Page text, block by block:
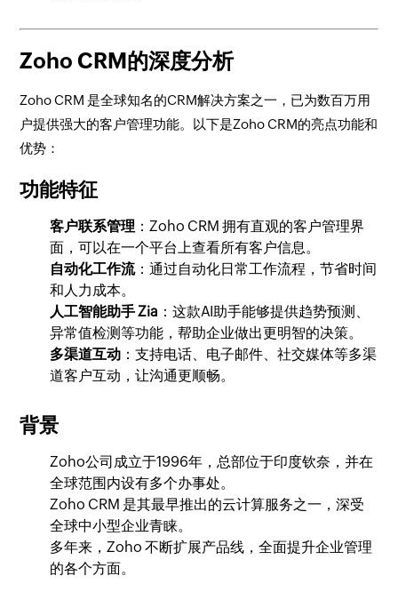
Zoho CRM的深度分析
Zoho CRM 是全球知名的CRM解决方案之一，已为数百万用
户提供强大的客户管理功能。以下是Zoho CRM的亮点功能和
优势：
功能特征
客户联系管理 ：Zoho CRM 拥有直观的客户管理界
面，可以在一个平台上查看所有客户信息。
自动化工作流：通过自动化日常工作流程，节省时间
和人力成本。
人工智能助手 Zia ：这款AI助手能够提供趋势预测、
异常值检测等功能，帮助企业做出更明智的决策。
多渠道互动 ：支持电话、电子邮件、社交媒体等多渠
道客户互动，让沟通更顺畅。
背景
Zoho公司成立于1996年，总部位于印度钦奈，并在
全球范围内设有多个办事处。
Zoho CRM 是其最早推出的云计算服务之一，深受
全球中小型企业青睐。
多年来，Zoho 不断扩展产品线，全面提升企业管理
的各个方面。